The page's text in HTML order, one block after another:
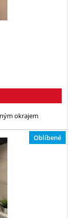
okrajem
Oblíbené